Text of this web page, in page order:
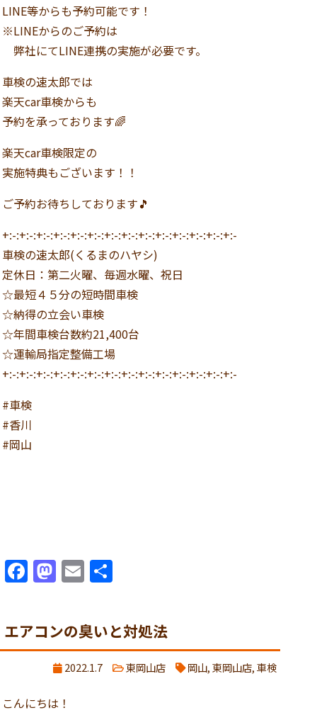
LINE等からも予約可能です！
※LINEからのご予約は
弊社にてLINE連携の実施が必要です。
車検の速太郎では
楽天car車検からも
予約を承っております🌈
楽天car車検限定の
実施特典もございます！！
ご予約お待ちしております🎵
+:-:+:-:+:-:+:-:+:-:+:-:+:-:+:-:+:-:+:-:+:-:+:-:+:-:+:-
車検の速太郎(くるまのハヤシ)
定休日：第二火曜、毎週水曜、祝日
☆最短４５分の短時間車検
☆納得の立会い車検
☆年間車検台数約21,400台
☆運輸局指定整備工場
+:-:+:-:+:-:+:-:+:-:+:-:+:-:+:-:+:-:+:-:+:-:+:-:+:-:+:-
#車検
#香川
#岡山
Facebook
Mastodon
Email
エアコンの臭いと対処法
2022.1.7 東岡山店 岡山,東岡山店,車検
こんにちは！